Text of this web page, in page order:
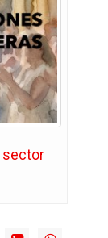
sector